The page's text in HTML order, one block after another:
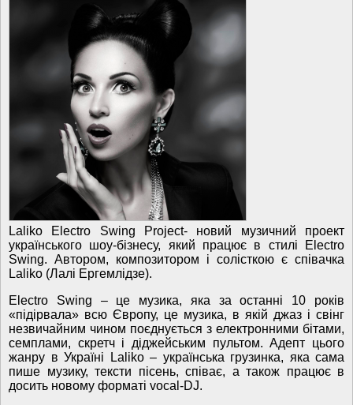
Laliko Electro Swing Project- новий музичний проект
українського шоу-бізнесу, який працює в стилі Electro
Swing. Автором, композитором і солісткою є співачка
Laliko (Лалі Ергемлідзе).
Electro Swing – це музика, яка за останні 10 років
«підірвала» всю Європу, це музика, в якій джаз і свінг
незвичайним чином поєднується з електронними бітами,
семплами, скретч і діджейським пультом. Адепт цього
жанру в Україні Laliko – українська грузинка, яка сама
пише музику, тексти пісень, співає, а також працює в
досить новому форматі vocal-DJ.